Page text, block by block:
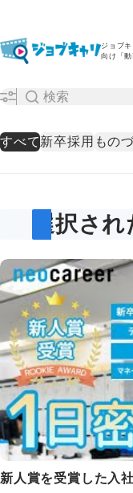
ジョブ
向け「
すべて新卒採用 もの
選択さ
新人賞を受賞した入